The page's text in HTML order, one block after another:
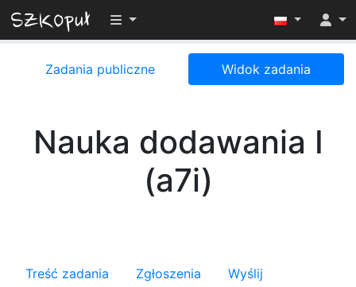
Przełącz widoczność menu
Zadania publiczne Widok zadania
Nauka dodawania I
(a7i)
Treść zadania Zgłoszenia Wyślij